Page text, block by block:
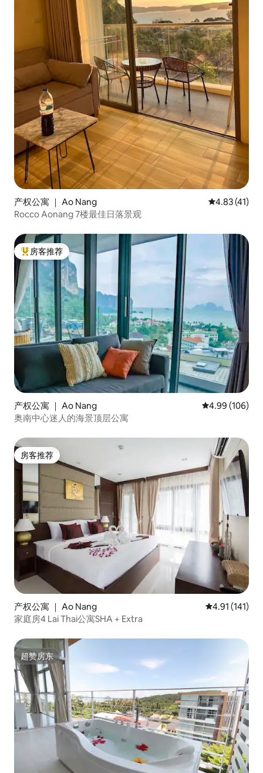
产权公寓 ｜ Ao Nang 平均评分
4.83 (41)
Rocco Aonang 7楼最佳日落景观
热门「房客推荐」
房客推荐
产权公寓 ｜ Ao Nang 平均评分 4.99
4.99 (106)
奥南中心迷人的海景顶层公寓
房客推荐
房客推荐
产权公寓 ｜ Ao Nang 平均评分 4.91
4.91 (141)
家庭房4 Lai Thai公寓SHA + Extra
超赞房东
超赞房东